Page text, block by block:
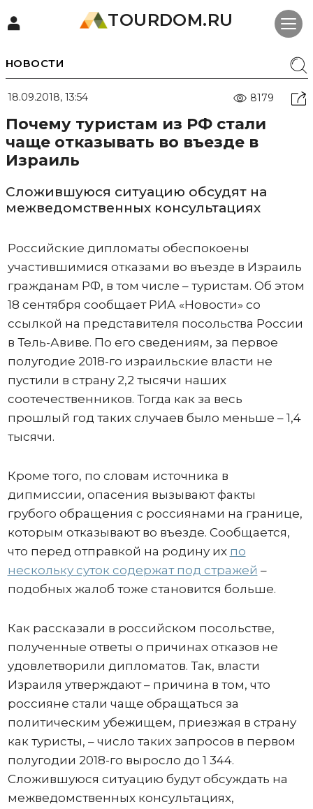
TOURDOM.RU
НОВОСТИ
18.09.2018, 13:54 8179
Почему туристам из РФ стали
чаще отказывать во въезде в
Израиль
Сложившуюся ситуацию обсудят на
межведомственных консультациях
Российские дипломаты обеспокоены
участившимися отказами во въезде в Израиль
гражданам РФ, в том числе – туристам. Об этом
18 сентября сообщает РИА «Новости» со
ссылкой на представителя посольства России
в Тель-Авиве. По его сведениям, за первое
полугодие 2018-го израильские власти не
пустили в страну 2,2 тысячи наших
соотечественников. Тогда как за весь
прошлый год таких случаев было меньше – 1,4
тысячи.
Кроме того, по словам источника в
дипмиссии, опасения вызывают факты
грубого обращения с россиянами на границе,
которым отказывают во въезде. Сообщается,
что перед отправкой на родину их по
нескольку суток содержат под стражей –
подобных жалоб тоже становится больше.
Как рассказали в российском посольстве,
полученные ответы о причинах отказов не
удовлетворили дипломатов. Так, власти
Израиля утверждают – причина в том, что
россияне стали чаще обращаться за
политическим убежищем, приезжая в страну
как туристы, – число таких запросов в первом
полугодии 2018-го выросло до 1 344.
Сложившуюся ситуацию будут обсуждать на
межведомственных консультациях,